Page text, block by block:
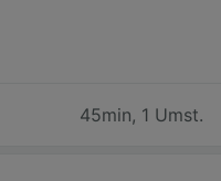
45min, 1 Umst.